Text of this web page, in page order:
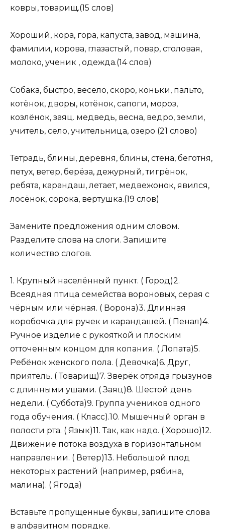
ковры, товарищ.(15 слов)
Хороший, кора, гора, капуста, завод, машина,
фамилии, корова, глазастый, повар, столовая,
молоко, ученик , одежда.(14 слов)
Собака, быстро, весело, скоро, коньки, пальто,
котёнок, дворы, котёнок, сапоги, мороз,
козлёнок, заяц. медведь, весна, ведро, земли,
учитель, село, учительница, озеро (21 слово)
Тетрадь, блины, деревня, блины, стена, беготня,
петух, ветер, берёза, дежурный, тигрёнок,
ребята, карандаш, летает, медвежонок, явился,
лосёнок, сорока, вертушка.(19 слов)
Замените предложения одним словом.
Разделите слова на слоги. Запишите
количество слогов.
1. Крупный населённый пункт. ( Город)2.
Всеядная птица семейства вороновых, серая с
чёрным или чёрная. ( Ворона)3. Длинная
коробочка для ручек и карандашей. ( Пенал)4.
Ручное изделие с рукояткой и плоским
отточенным концом для копания. ( Лопата)5.
Ребёнок женского пола. ( Девочка)6. Друг,
приятель. ( Товарищ)7. Зверёк отряда грызунов
с длинными ушами. ( Заяц)8. Шестой день
недели. ( Суббота)9. Группа учеников одного
года обучения. ( Класс).10. Мышечный орган в
полости рта. ( Язык)11. Так, как надо. ( Хорошо)12.
Движение потока воздуха в горизонтальном
направлении. ( Ветер)13. Небольшой плод
некоторых растений (например, рябина,
малина). ( Ягода)
Вставьте пропущенные буквы, запишите слова
в алфавитном порядке.